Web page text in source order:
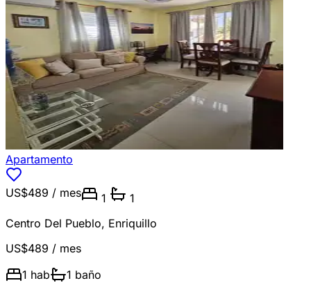
Apartamento
US$489 / mes 1
1
Centro Del Pueblo, Enriquillo
US$489 / mes
1 hab 1 baño